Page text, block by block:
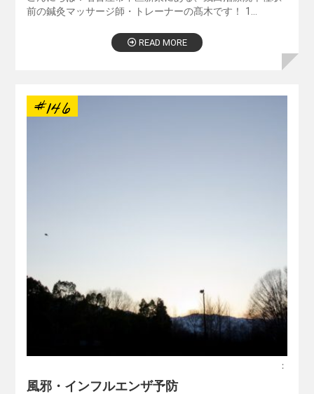
前の鍼灸マッサージ師・トレーナーの髙木です！ 1…
READ MORE
#146
：
風邪・インフルエンザ予防